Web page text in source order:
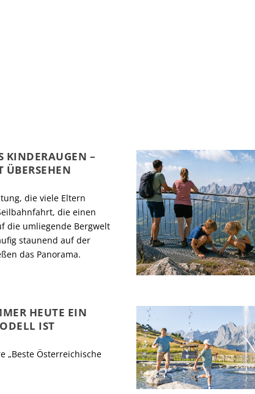
KINDERAUGEN –
ÜBERSEHEN
die viele Eltern
die einen
die umliegende Bergwelt
staunend auf der
das Panorama.
HEUTE EIN
IST
„Beste Österreichische